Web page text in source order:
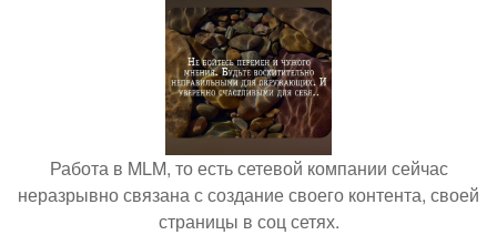
Работа в MLM, то есть сетевой компании сейчас
неразрывно связана с создание своего контента, своей
страницы в соц сетях.